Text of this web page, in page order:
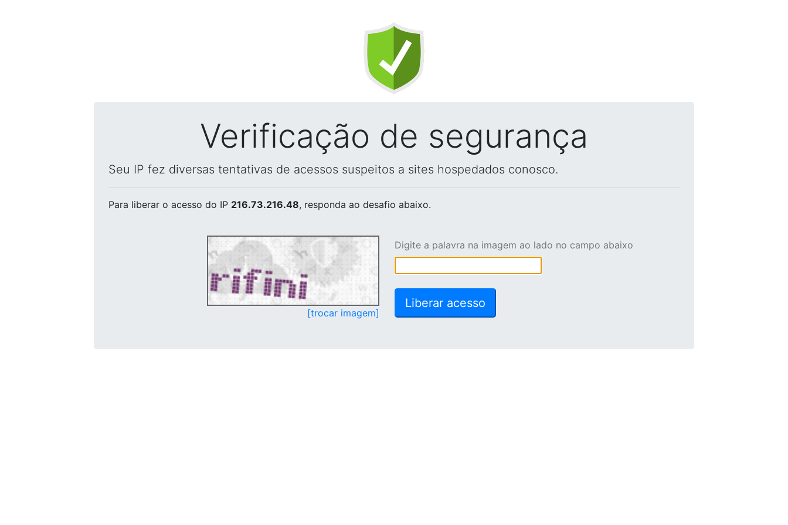
Verificação de segurança
Seu IP fez diversas tentativas de acessos suspeitos a sites hospedados conosco.
Para liberar o acesso do IP 216.73.216.48, responda ao desafio abaixo.
[trocar imagem]
Digite a palavra na imagem ao lado no campo abaixo